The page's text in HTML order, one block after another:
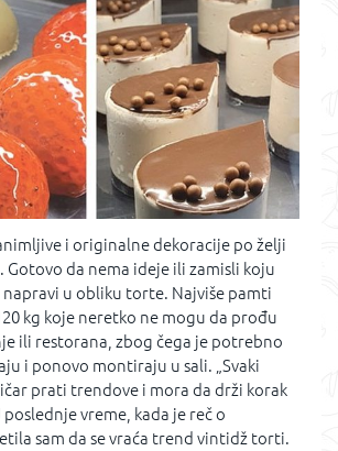
i originalne dekoracije po želji
Gotovo da nema ideje ili zamisli koju
napravi u obliku torte. Najviše pamti
kg koje neretko ne mogu da prođu
ili restorana, zbog čega je potrebno
i ponovo montiraju u sali. „Svaki
prati trendove i mora da drži korak
vreme, kada je reč o
sam da se vraća trend vintidž torti.